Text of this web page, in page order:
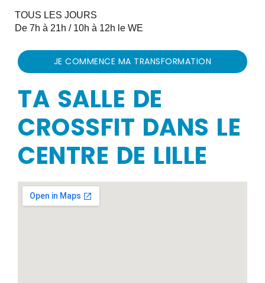
TA SALLE DE
CROSSFIT DANS LE
CENTRE DE LILLE​
TOUS LES JOURS
De 7h à 21h / 10h à 12h le WE
JE COMMENCE MA TRANSFORMATION